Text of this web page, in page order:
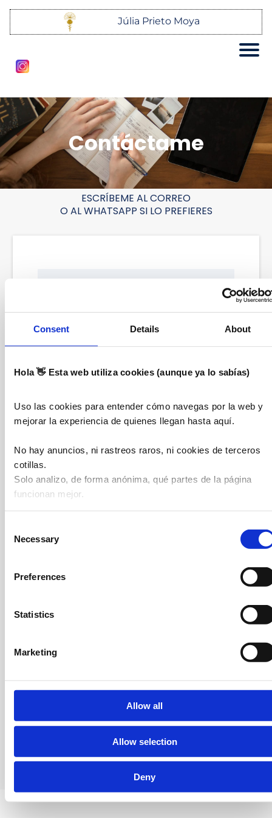
Consent Details About
Hola 👋 Esta web utiliza cookies (aunque ya lo sabías)
Uso las cookies para entender cómo navegas por la web y
mejorar la experiencia de quienes llegan hasta aquí.
No hay anuncios, ni rastreos raros, ni cookies de terceros
cotillas.
Solo analizo, de forma anónima, qué partes de la página
funcionan mejor.
amable y útil para las personas con dolor crónico.
Selection
Necessary
Preferences
Statistics
Marketing
Allow all
Allow selection
Deny
Júlia Prieto Moya
Contáctame
ESCRÍBEME AL CORREO
O AL WHATSAPP SI LO PREFIERES
Respondo en 24h, salvo si es viernes ;)